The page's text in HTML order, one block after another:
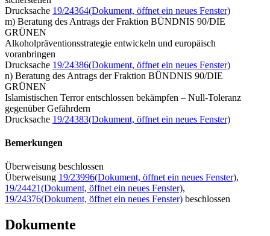
Drucksache 19/24364(Dokument, öffnet ein neues Fenster)
m) Beratung des Antrags der Fraktion BÜNDNIS 90/DIE
GRÜNEN
Alkoholpräventionsstrategie entwickeln und europäisch
voranbringen
Drucksache 19/24386(Dokument, öffnet ein neues Fenster)
n) Beratung des Antrags der Fraktion BÜNDNIS 90/DIE
GRÜNEN
Islamistischen Terror entschlossen bekämpfen – Null-Toleranz
gegenüber Gefährdern
Drucksache 19/24383(Dokument, öffnet ein neues Fenster)
Bemerkungen
Überweisung beschlossen
Überweisung 19/23996(Dokument, öffnet ein neues Fenster),
19/24421(Dokument, öffnet ein neues Fenster),
19/24376(Dokument, öffnet ein neues Fenster) beschlossen
Dokumente